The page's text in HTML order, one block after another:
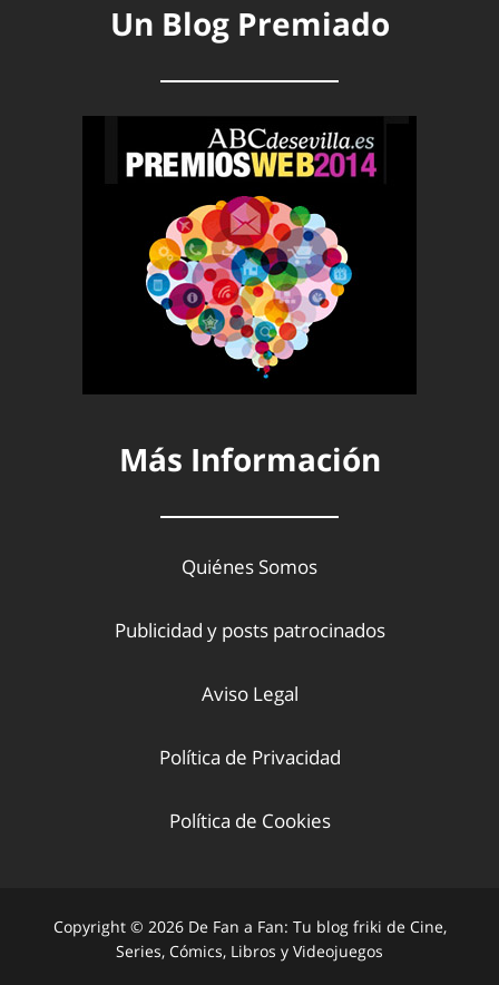
Un Blog Premiado
Más Información
Quiénes Somos
Publicidad y posts patrocinados
Aviso Legal
Política de Privacidad
Política de Cookies
Copyright © 2026 De Fan a Fan: Tu blog friki de Cine,
Series, Cómics, Libros y Videojuegos